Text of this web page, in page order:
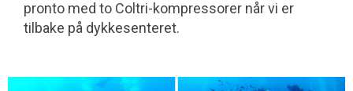
pronto med to Coltri-kompressorer når vi er
tilbake på dykkesenteret.